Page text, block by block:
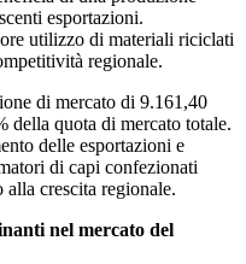
esportazioni.
utilizzo di materiali riciclati
regionale.
di mercato di 9.161,40
quota di mercato totale.
delle esportazioni e
di capi confezionati
crescita regionale.
nel mercato del